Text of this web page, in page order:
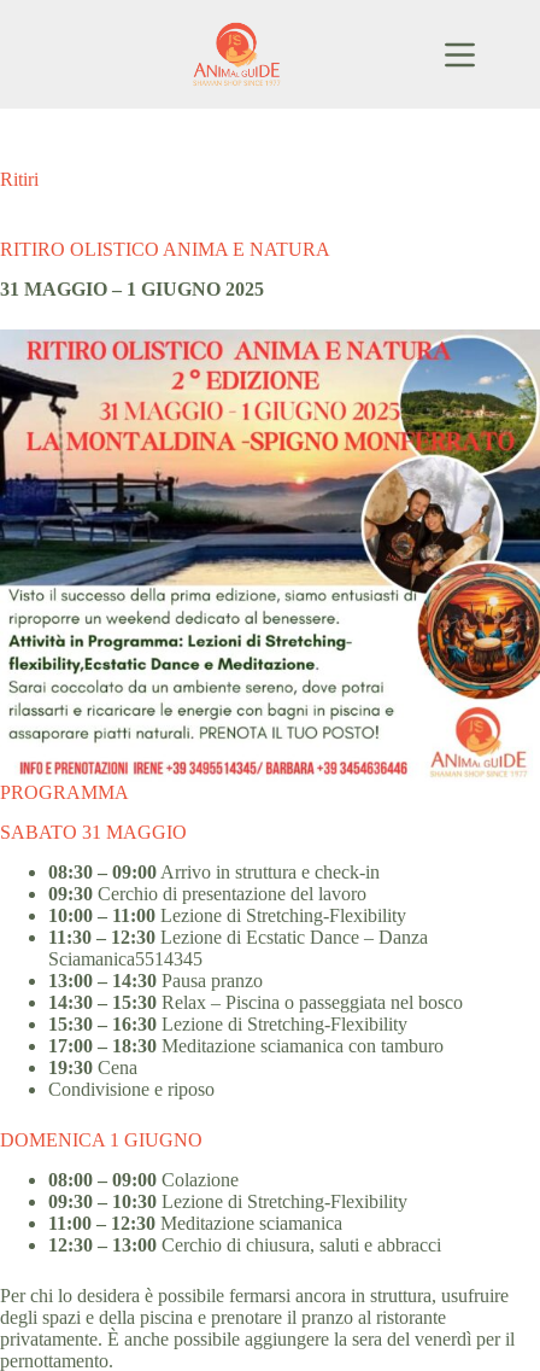
Ritiri
RITIRO OLISTICO ANIMA E NATURA
31 MAGGIO – 1 GIUGNO 2025
PROGRAMMA
SABATO 31 MAGGIO
08:30 – 09:00 Arrivo in struttura e check-in
09:30 Cerchio di presentazione del lavoro
10:00 – 11:00 Lezione di Stretching-Flexibility
11:30 – 12:30 Lezione di Ecstatic Dance – Danza
Sciamanica5514345
13:00 – 14:30 Pausa pranzo
14:30 – 15:30 Relax – Piscina o passeggiata nel bosco
15:30 – 16:30 Lezione di Stretching-Flexibility
17:00 – 18:30 Meditazione sciamanica con tamburo
19:30 Cena
Condivisione e riposo
DOMENICA 1 GIUGNO
08:00 – 09:00 Colazione
09:30 – 10:30 Lezione di Stretching-Flexibility
11:00 – 12:30 Meditazione sciamanica
12:30 – 13:00 Cerchio di chiusura, saluti e abbracci
Per chi lo desidera è possibile fermarsi ancora in struttura, usufruire
degli spazi e della piscina e prenotare il pranzo al ristorante
privatamente. È anche possibile aggiungere la sera del venerdì per il
pernottamento.